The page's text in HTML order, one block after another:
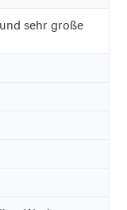
sehr große